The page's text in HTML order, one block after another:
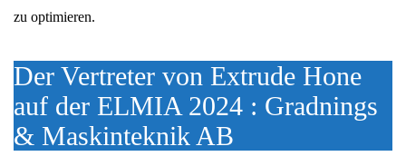
zu optimieren.
Der Vertreter von Extrude Hone
auf der ELMIA 2024 : Gradnings
& Maskinteknik AB